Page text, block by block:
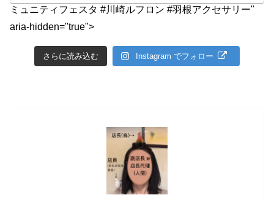
ミュニティフェスタ #川崎ルフロン #羽根アクセサリー"
aria-hidden="true">
さらに読み込む Instagram でフォロー